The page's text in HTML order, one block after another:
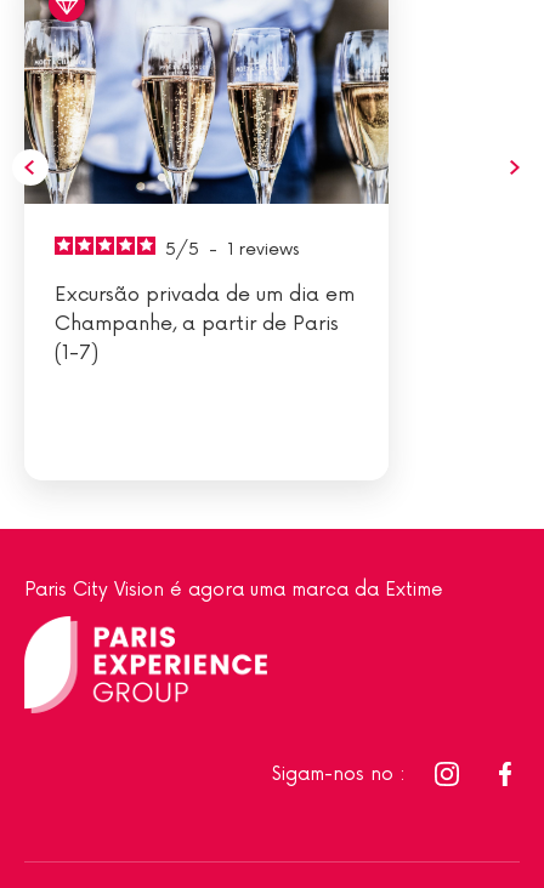
5/5 - 1 reviews
Excursão privada de um dia em
Champanhe, a partir de Paris
(1-7)
Paris City Vision é agora uma marca da Extime
Sigam-nos no :